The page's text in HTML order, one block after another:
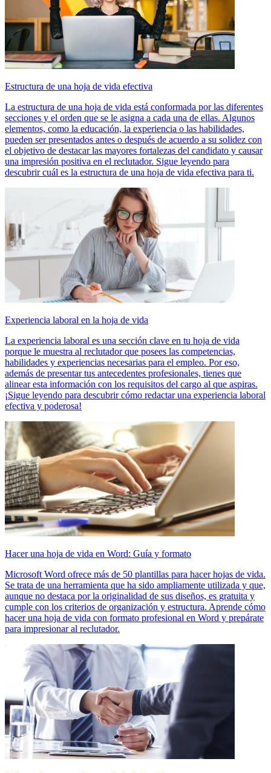
Estructura de una hoja de vida efectiva
La estructura de una hoja de vida está conformada por las diferentes
secciones y el orden que se le asigna a cada una de ellas. Algunos
elementos, como la educación, la experiencia o las habilidades,
pueden ser presentados antes o después de acuerdo a su solidez con
el objetivo de destacar las mayores fortalezas del candidato y causar
una impresión positiva en el reclutador. Sigue leyendo para
descubrir cuál es la estructura de una hoja de vida efectiva para ti.
Experiencia laboral en la hoja de vida
La experiencia laboral es una sección clave en tu hoja de vida
porque le muestra al reclutador que posees las competencias,
habilidades y experiencias necesarias para el empleo. Por eso,
además de presentar tus antecedentes profesionales, tienes que
alinear esta información con los requisitos del cargo al que aspiras.
¡Sigue leyendo para descubrir cómo redactar una experiencia laboral
efectiva y poderosa!
Hacer una hoja de vida en Word: Guía y formato
Microsoft Word ofrece más de 50 plantillas para hacer hojas de vida.
Se trata de una herramienta que ha sido ampliamente utilizada y que,
aunque no destaca por la originalidad de sus diseños, es gratuita y
cumple con los criterios de organización y estructura. Aprende cómo
hacer una hoja de vida con formato profesional en Word y prepárate
para impresionar al reclutador.